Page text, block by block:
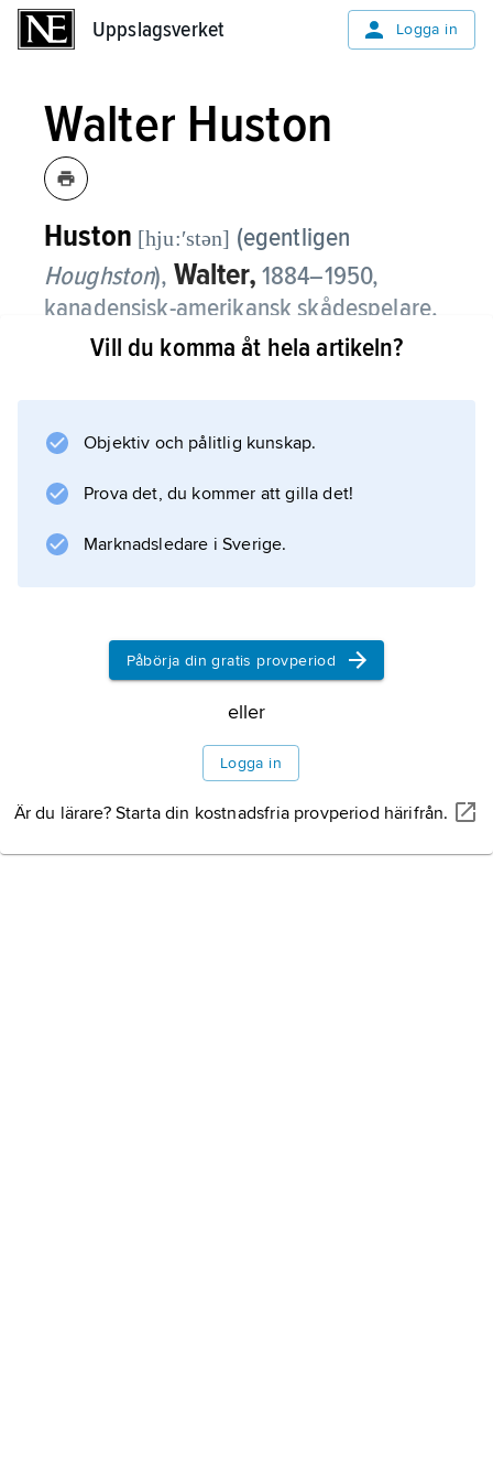
Uppslagsverket Logga in
Walter Huston
Huston [hju:ʹstən] (egentligen
Houghston), Walter, 1884–1950,
kanadensisk-amerikansk skådespelare.
Huston var en av den amerikanska teaterns
bedragne affärsmannen i ”Varför byta männen
sonen John Hustons ”Sierra Madres skatt”
(1948), ett Oscarsbelönat exempel på hans
Information om artikeln
Vill du komma åt hela artikeln?
Objektiv och pålitlig kunskap.
Prova det, du kommer att gilla det!
Marknadsledare i Sverige.
Påbörja din gratis provperiod
eller
Logga in
Är du lärare? Starta din kostnadsfria provperiod härifrån.